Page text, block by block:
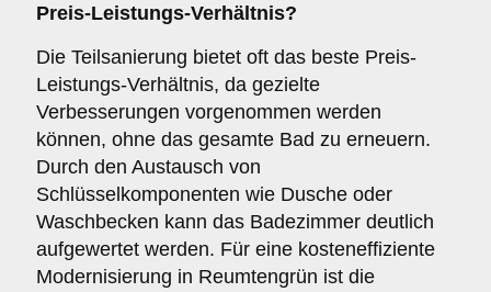
Preis-Leistungs-Verhältnis?
Die Teilsanierung bietet oft das beste Preis-
Leistungs-Verhältnis, da gezielte
Verbesserungen vorgenommen werden
können, ohne das gesamte Bad zu erneuern.
Durch den Austausch von
Schlüsselkomponenten wie Dusche oder
Waschbecken kann das Badezimmer deutlich
aufgewertet werden. Für eine kosteneffiziente
Modernisierung in Reumtengrün ist die